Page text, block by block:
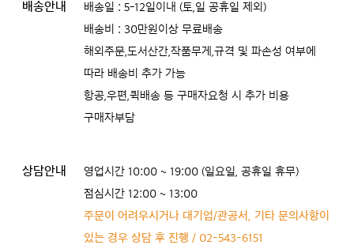
배송안내
배송일 : 5-12일이내 (토,일 공휴일 제외)
배송비 : 30만원이상 무료배송
해외주문,도서산간,작품무게,규격 및 파손성 여부에
따라 배송비 추가 가능
항공,우편,퀵배송 등 구매자요청 시 추가 비용
구매자부담
상담안내
영업시간 10:00 ~ 19:00 (일요일, 공휴일 휴무)
점심시간 12:00 ~ 13:00
주문이 어려우시거나 대기업/관공서, 기타 문의사항이
있는 경우 상담 후 진행 / 02-543-6151